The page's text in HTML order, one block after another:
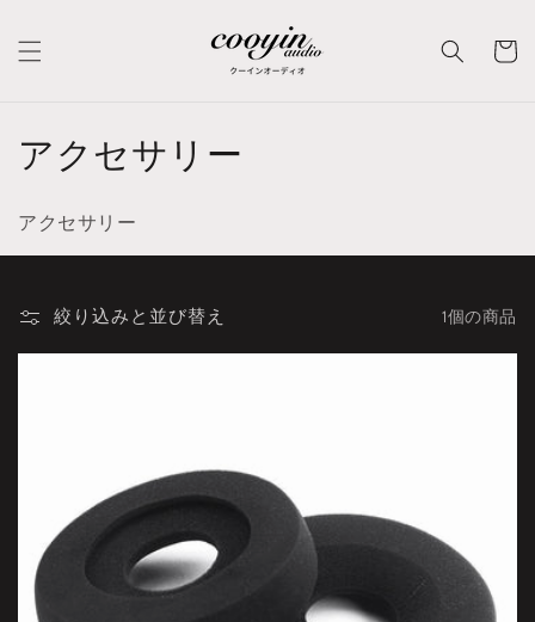
進む
ー
コ
レ
ク
シ
ョ
アクセサリー
アクセサリー
絞り込みと並び替え 1個の商品